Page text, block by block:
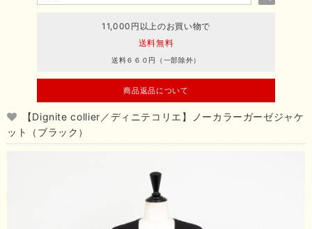
11,000円以上のお買い物で
送料無料
送料６６０円（一部除外）
商品返品について
【Dignite collier／ディニテコリエ】ノーカラーガーゼジャケ
ット（ブラック）